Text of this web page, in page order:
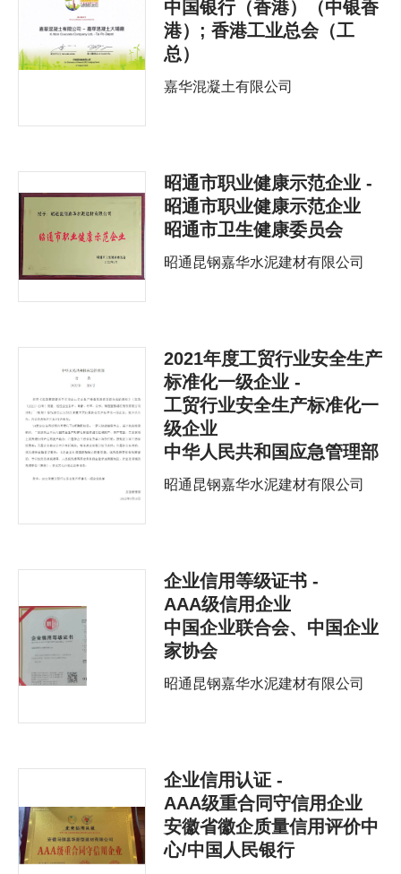
中国银行（香港）（中银香
港）; 香港工业总会（工
总）
嘉华混凝土有限公司
昭通市职业健康示范企业 -
昭通市职业健康示范企业
昭通市卫生健康委员会
昭通昆钢嘉华水泥建材有限公司
2021年度工贸行业安全生产
标准化一级企业 -
工贸行业安全生产标准化一
级企业
中华人民共和国应急管理部
昭通昆钢嘉华水泥建材有限公司
企业信用等级证书 -
AAA级信用企业
中国企业联合会、中国企业
家协会
昭通昆钢嘉华水泥建材有限公司
企业信用认证 -
AAA级重合同守信用企业
安徽省徽企质量信用评价中
心/中国人民银行